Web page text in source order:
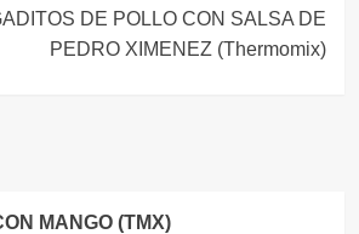
DE POLLO CON SALSA DE
PEDRO XIMENEZ (Thermomix)
MANGO (TMX)